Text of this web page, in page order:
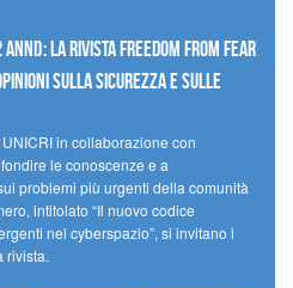
la Rivista Freedom From Fear
sulla sicurezza e sulle
in collaborazione con
le conoscenze e a
problemi più urgenti della comunità
intitolato “Il nuovo codice
nel cyberspazio”, si invitano i
rivista.